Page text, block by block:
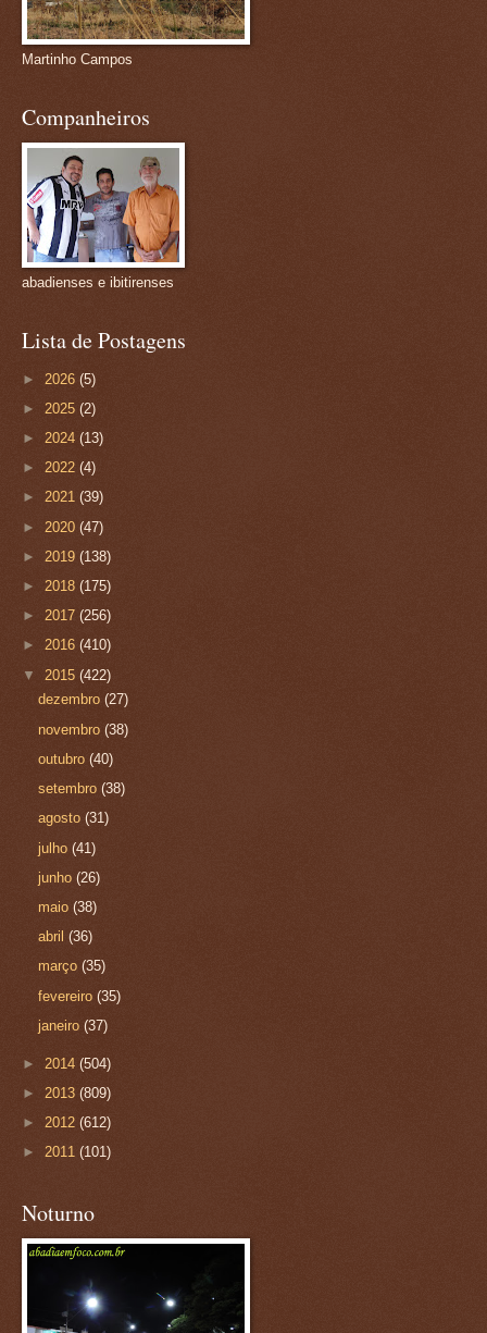
Martinho Campos
Companheiros
abadienses e ibitirenses
Lista de Postagens
► 2026 (5)
► 2025 (2)
► 2024 (13)
► 2022 (4)
► 2021 (39)
► 2020 (47)
► 2019 (138)
► 2018 (175)
► 2017 (256)
► 2016 (410)
▼ 2015 (422)
dezembro(27)
novembro(38)
outubro(40)
setembro(38)
agosto(31)
julho(41)
junho(26)
maio(38)
abril(36)
março(35)
fevereiro(35)
janeiro(37)
► 2014 (504)
► 2013 (809)
► 2012 (612)
► 2011 (101)
Noturno